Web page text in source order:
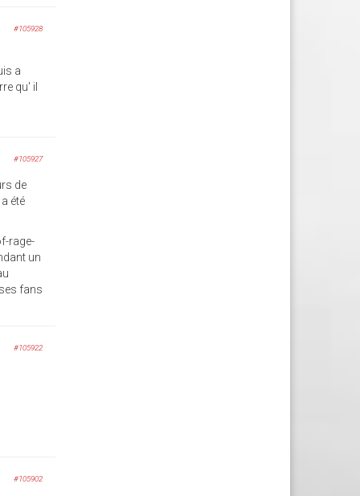
#105928
a
qu' il
#105927
de
été
rage-
un
fans
#105922
#105902